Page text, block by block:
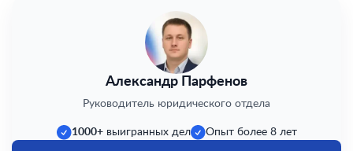
Александр Парфенов
Руководитель юридического отдела
1000+выигранных дел Опыт более 8 лет